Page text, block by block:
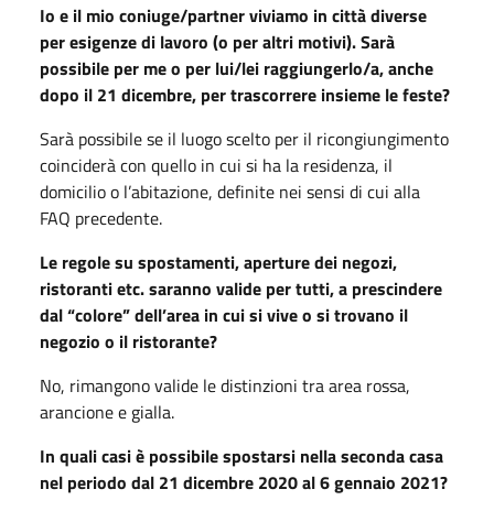
Io e il mio coniuge/partner viviamo in città diverse
per esigenze di lavoro (o per altri motivi). Sarà
possibile per me o per lui/lei raggiungerlo/a, anche
dopo il 21 dicembre, per trascorrere insieme le feste?
Sarà possibile se il luogo scelto per il ricongiungimento
coinciderà con quello in cui si ha la residenza, il
domicilio o l’abitazione, definite nei sensi di cui alla
FAQ precedente.
Le regole su spostamenti, aperture dei negozi,
ristoranti etc. saranno valide per tutti, a prescindere
dal “colore” dell’area in cui si vive o si trovano il
negozio o il ristorante?
No, rimangono valide le distinzioni tra area rossa,
arancione e gialla.
In quali casi è possibile spostarsi nella seconda casa
nel periodo dal 21 dicembre 2020 al 6 gennaio 2021?